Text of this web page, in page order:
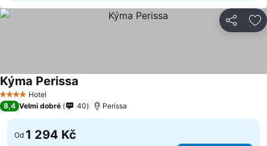
Sdílet
4 Počet hvězdiček
Hotel
Kýma Perissa
8,4 Velmi dobré 40 Perissa
Od 1 294 Kč